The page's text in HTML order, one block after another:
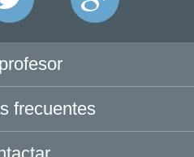
frecuentes